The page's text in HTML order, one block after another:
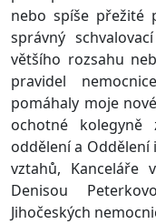
nebo spíše přežité
správný
většího rozsahu
pravidel
pomáhaly moje
ochotné
oddělení a
vztahů, Kanceláře
Denisou
Jihočeských